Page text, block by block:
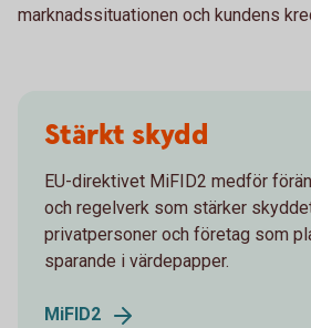
marknadssituationen och kundens
Stärkt skydd
EU-direktivet MiFID2 medför
och regelverk som stärker
privatpersoner och företag som
sparande i värdepapper.
MiFID2